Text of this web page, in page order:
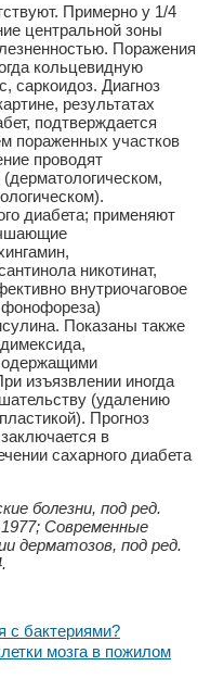
Примерно у 1/4
центральной зоны
Поражения
кольцевидную
саркоидоз. Диагноз
результатах
подтверждается
пораженных участков
проводят
диабета; применяют
никотинат,
внутриочаговое
Показаны также
изъязвлении иногда
(удалению
Прогноз
в
сахарного диабета
болезни, под ред.
Современные
дерматозов, под ред.
с бактериями?
мозга в пожилом